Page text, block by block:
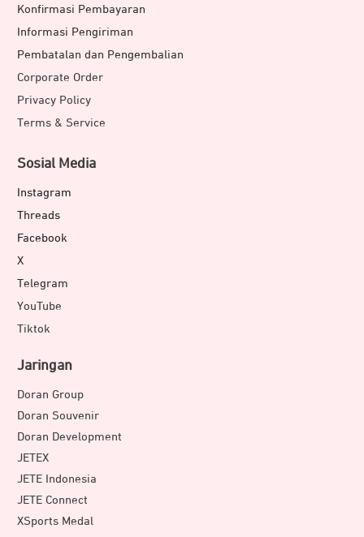
Konfirmasi Pembayaran
Informasi Pengiriman
Pembatalan dan Pengembalian
Corporate Order
Privacy Policy
Terms & Service
Sosial Media
Instagram
Threads
Facebook
X
Telegram
YouTube
Tiktok
Jaringan
Doran Group
Doran Souvenir
Doran Development
JETEX
JETE Indonesia
JETE Connect
XSports Medal